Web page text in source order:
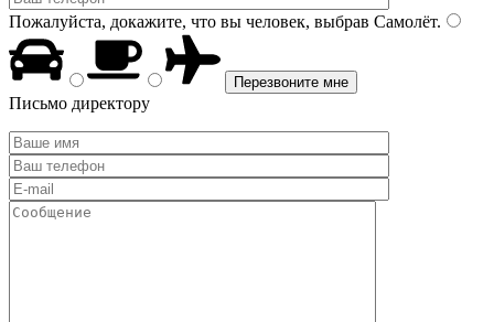
Пожалуйста, докажите, что вы человек, выбрав Самолёт.
Письмо директору